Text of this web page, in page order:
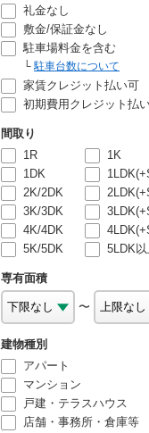
礼金なし
敷金/保証金なし
駐車場料金を含む
駐車台数について
家賃クレジット払い可
初期費用クレジット払
間取り
1R
1K
1DK
2K/2DK
3K/3DK
4K/4DK
5K/5DK
5LDK
専有面積
〜
建物種別
アパート
マンション
戸建・テラスハウス
店舗・事務所・倉庫等